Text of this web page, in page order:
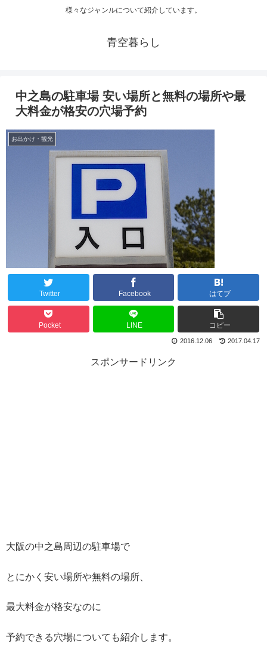
様々なジャンルについて紹介しています。
青空暮らし
中之島の駐車場 安い場所と無料の場所や最
大料金が格安の穴場予約
お出かけ・観光
Twitter Facebook はてブ
Pocket LINE コピー
2017.04.17
2016.12.06
スポンサードリンク
大阪の中之島周辺の駐車場で
とにかく安い場所や無料の場所、
最大料金が格安なのに
予約できる穴場についても紹介します。